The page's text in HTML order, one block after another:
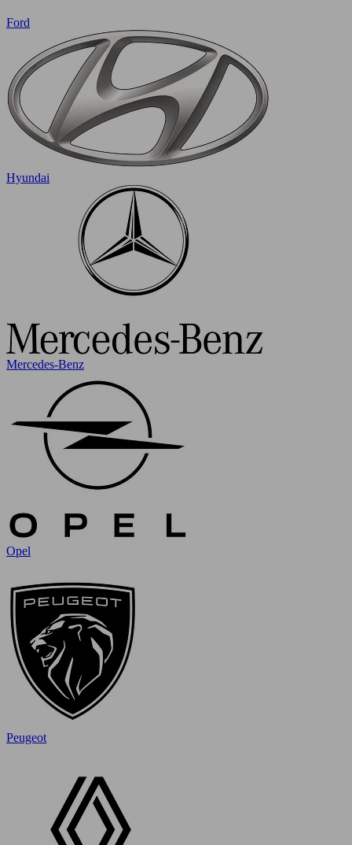
Ford
Hyundai
Mercedes-Benz
Opel
Peugeot